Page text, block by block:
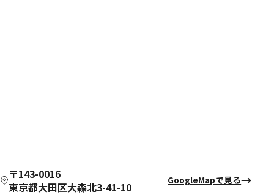
〒143-0016
東京都大田区大森北3-41-10
GoogleMapで見る